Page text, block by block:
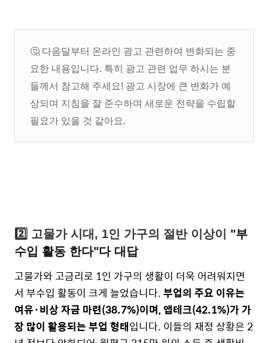
🤔 다음달부터 온라인 광고 관련하여 변화되는 중
요한 내용입니다. 특히 광고 관련 업무 하시는 분
들께서 참고해 주세요! 광고 시장에 큰 변화가 예
상되며 지침을 잘 준수하며 새로운 전략을 수립할
필요가 있을 것 같아요.
2️⃣ 고물가 시대, 1인 가구의 절반 이상이 "부
수입 활동 한다"다 대답
고물가와 고금리로 1인 가구의 생활이 더욱 어려워지면
서 부수입 활동이 크게 늘었습니다.부업의 주요 이유는
여유·비상 자금 마련(38.7%)이며, 앱테크(42.1%)가 가
장 많이 활용되는 부업 형태입니다. 이들의 재정 상황은 2